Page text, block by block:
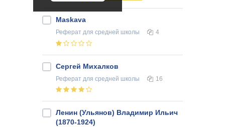
Maskava
Реферат для средней школы 4
Сергей Михалков
Реферат для средней школы 16
Ленин (Ульянов) Владимир Ильич
(1870-1924)